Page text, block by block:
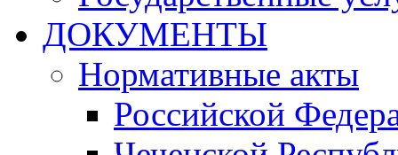
ДОКУМЕНТЫ
Нормативные акты
Российской